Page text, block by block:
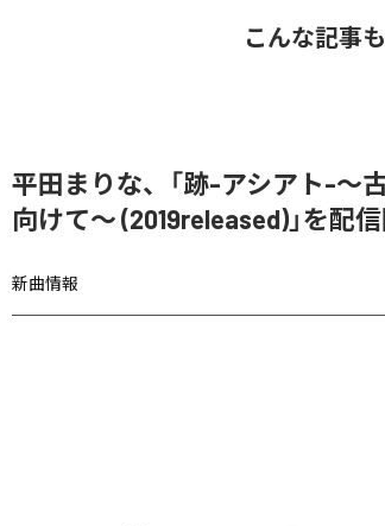
こんな記事
平田まりな、「跡-アシアト-〜
向けて〜 (2019released)」を配
新曲情報